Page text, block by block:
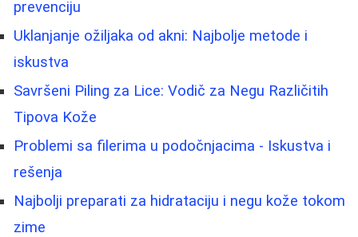
prevenciju
Uklanjanje ožiljaka od akni: Najbolje metode i
iskustva
Savršeni Piling za Lice: Vodič za Negu Različitih
Tipova Kože
Problemi sa filerima u podočnjacima - Iskustva i
rešenja
Najbolji preparati za hidrataciju i negu kože tokom
zime